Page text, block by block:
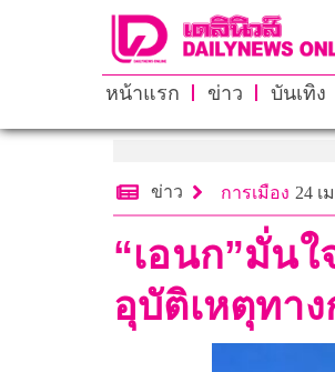
หน้าแรก ข่าว บันเทิง
ข่าว การเมือง 24 เ
“เอนก”มั่นใ
อุบัติเหตุทาง